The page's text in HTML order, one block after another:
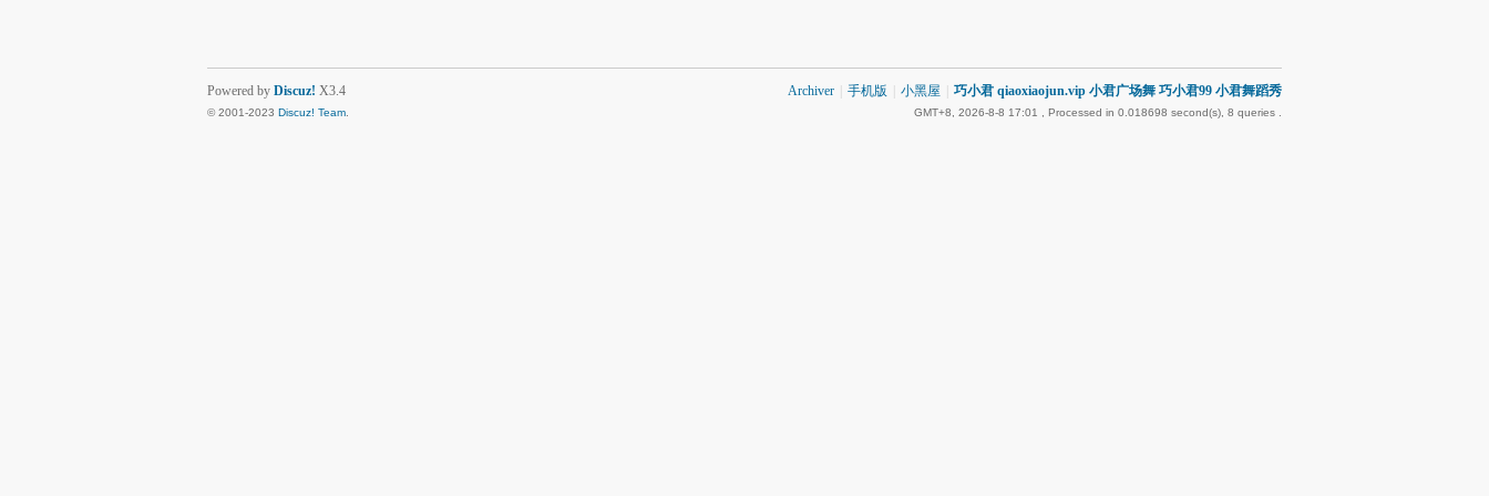
Archiver 手机版 小黑屋 巧小君 qiaoxiaojun.vip 小君广场舞 巧小君99 小君舞蹈秀
GMT+8, 2026-8-8 17:01 , Processed in 0.018698 second(s), 8 queries .
Powered by Discuz! X3.4
© 2001-2023 Discuz! Team